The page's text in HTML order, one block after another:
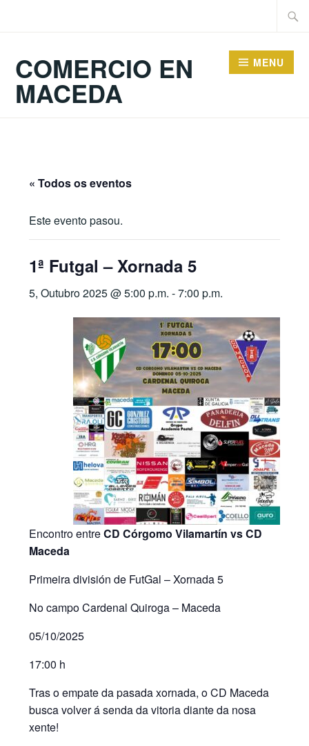
COMERCIO EN
MACEDA
MENU
« Todos os eventos
Este evento pasou.
1ª Futgal – Xornada 5
5, Outubro 2025 @ 5:00 p.m. -7:00 p.m.
Encontro entreCD Córgomo Vilamartín vs CD
Maceda
Primeira división de FutGal – Xornada 5
No campo Cardenal Quiroga – Maceda
05/10/2025
17:00 h
Tras o empate da pasada xornada, o CD Maceda
busca volver á senda da vitoria diante da nosa
xente!